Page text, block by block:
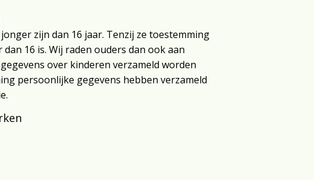
zijn dan 16 jaar. Tenzij ze toestemming
16 is. Wij raden ouders dan ook aan
over kinderen verzameld worden
persoonlijke gegevens hebben verzameld